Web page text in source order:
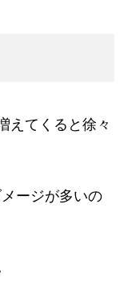
えてくると徐々
ージが多いの